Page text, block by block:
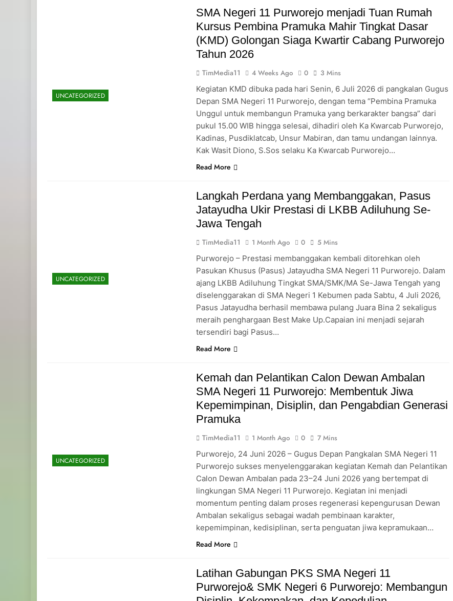
Pengabdian Generasi
UNCATEGORIZED
SMA Negeri 11 Purworejo menjadi Tuan Rumah
Kursus Pembina Pramuka Mahir Tingkat Dasar
(KMD) Golongan Siaga Kwartir Cabang Purworejo
Tahun 2026
TimMedia11 4 Weeks Ago 0
3 Mins
Kegiatan KMD dibuka pada hari Senin, 6 Juli 2026 di pangkalan Gugus
Depan SMA Negeri 11 Purworejo, dengan tema “Pembina Pramuka
Unggul untuk membangun Pramuka yang berkarakter bangsa” dari
pukul 15.00 WIB hingga selesai, dihadiri oleh Ka Kwarcab Purworejo,
Kadinas, Pusdiklatcab, Unsur Mabiran, dan tamu undangan lainnya.
Kak Wasit Diono, S.Sos selaku Ka Kwarcab Purworejo…
Read More
UNCATEGORIZED
Langkah Perdana yang Membanggakan, Pasus
Jatayudha Ukir Prestasi di LKBB Adiluhung Se-
Jawa Tengah
TimMedia11 1 Month Ago 0
5 Mins
Purworejo – Prestasi membanggakan kembali ditorehkan oleh
Pasukan Khusus (Pasus) Jatayudha SMA Negeri 11 Purworejo. Dalam
ajang LKBB Adiluhung Tingkat SMA/SMK/MA Se-Jawa Tengah yang
diselenggarakan di SMA Negeri 1 Kebumen pada Sabtu, 4 Juli 2026,
Pasus Jatayudha berhasil membawa pulang Juara Bina 2 sekaligus
meraih penghargaan Best Make Up.Capaian ini menjadi sejarah
tersendiri bagi Pasus…
Read More
UNCATEGORIZED
Kemah dan Pelantikan Calon Dewan Ambalan
SMA Negeri 11 Purworejo: Membentuk Jiwa
Kepemimpinan, Disiplin, dan Pengabdian Generasi
Pramuka
TimMedia11 1 Month Ago 0
7 Mins
Purworejo, 24 Juni 2026 – Gugus Depan Pangkalan SMA Negeri 11
Purworejo sukses menyelenggarakan kegiatan Kemah dan Pelantikan
Calon Dewan Ambalan pada 23–24 Juni 2026 yang bertempat di
lingkungan SMA Negeri 11 Purworejo. Kegiatan ini menjadi
momentum penting dalam proses regenerasi kepengurusan Dewan
Ambalan sekaligus sebagai wadah pembinaan karakter,
kepemimpinan, kedisiplinan, serta penguatan jiwa kepramukaan…
Read More
Latihan Gabungan PKS SMA Negeri 11
Purworejo& SMK Negeri 6 Purworejo: Membangun